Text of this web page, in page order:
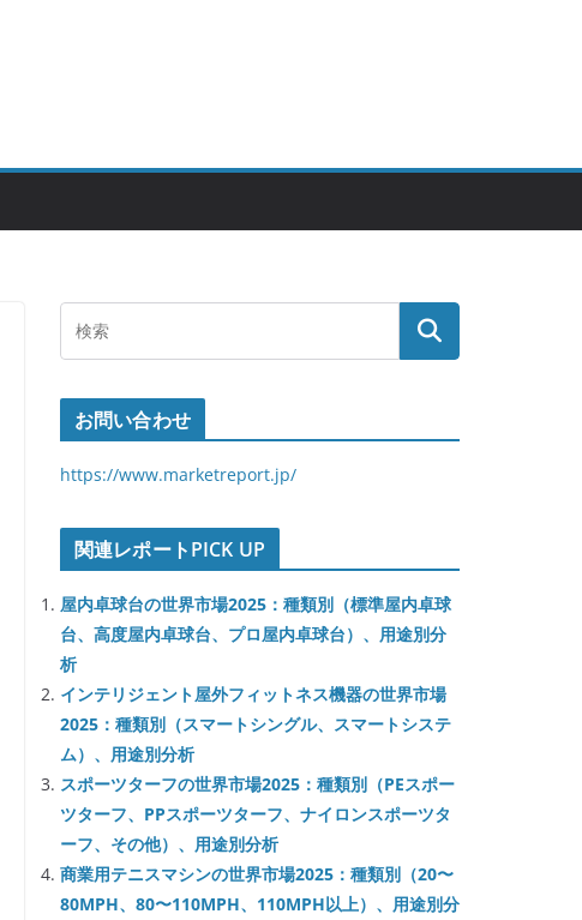
お問い合わせ
https://www.marketreport.jp/
関連レポートPICK UP
屋内卓球台の世界市場2025：種類別（標準屋内卓球
台、高度屋内卓球台、プロ屋内卓球台）、用途別分
析
インテリジェント屋外フィットネス機器の世界市場
2025：種類別（スマートシングル、スマートシステ
ム）、用途別分析
スポーツターフの世界市場2025：種類別（PEスポー
ツターフ、PPスポーツターフ、ナイロンスポーツタ
ーフ、その他）、用途別分析
商業用テニスマシンの世界市場2025：種類別（20〜
80MPH、80〜110MPH、110MPH以上）、用途別分